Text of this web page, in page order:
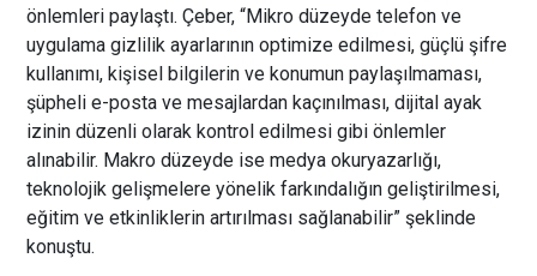
önlemleri paylaştı. Çeber, “Mikro düzeyde telefon ve
uygulama gizlilik ayarlarının optimize edilmesi, güçlü şifre
kullanımı, kişisel bilgilerin ve konumun paylaşılmaması,
şüpheli e-posta ve mesajlardan kaçınılması, dijital ayak
izinin düzenli olarak kontrol edilmesi gibi önlemler
alınabilir. Makro düzeyde ise medya okuryazarlığı,
teknolojik gelişmelere yönelik farkındalığın geliştirilmesi,
eğitim ve etkinliklerin artırılması sağlanabilir” şeklinde
konuştu.